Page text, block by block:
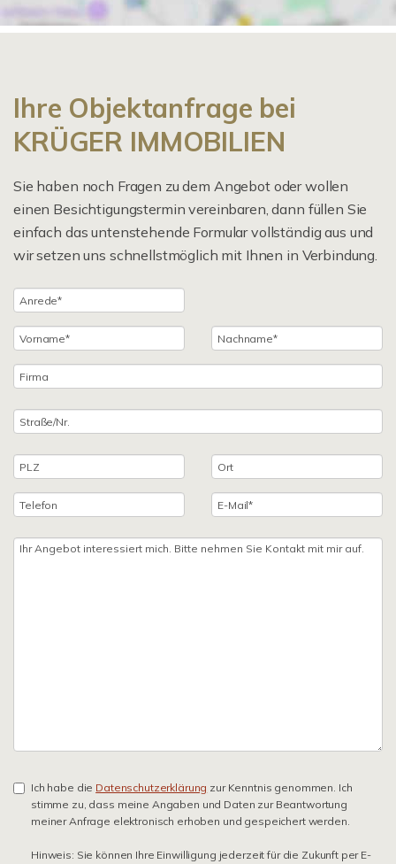
Ihre Objektanfrage bei
KRÜGER IMMOBILIEN
Sie haben noch Fragen zu dem Angebot oder wollen
einen Besichtigungstermin vereinbaren, dann füllen Sie
einfach das untenstehende Formular vollständig aus und
wir setzen uns schnellstmöglich mit Ihnen in Verbindung.
Ich habe die Datenschutzerklärung zur Kenntnis genommen. Ich
stimme zu, dass meine Angaben und Daten zur Beantwortung
meiner Anfrage elektronisch erhoben und gespeichert werden.
Hinweis: Sie können Ihre Einwilligung jederzeit für die Zukunft per E-